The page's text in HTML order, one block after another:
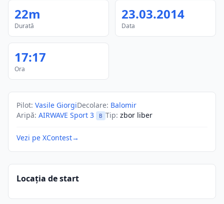
22m
Durată
23.03.2014
Data
17:17
Ora
Pilot: Vasile GiorgiDecolare: Balomir
Aripă: AIRWAVE Sport 3 B Tip: zbor liber
Vezi pe XContest→
Locația de start